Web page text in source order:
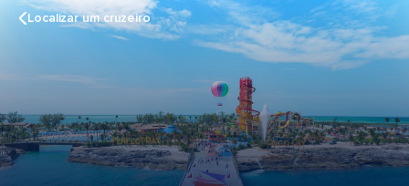
Localizar um cruzeiro